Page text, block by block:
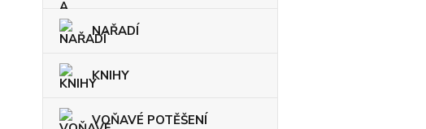
NAŘADÍ
KNIHY
VOŇAVÉ POTĚŠENÍ